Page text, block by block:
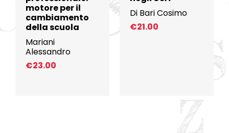
motore per il
cambiamento
della scuola
Mariani
Alessandro
€23.00
Di Bari Cosimo
€21.00